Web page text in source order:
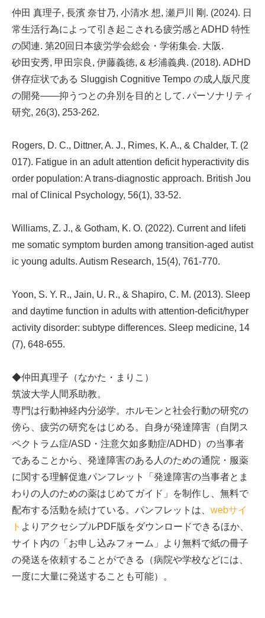
仲田 真理子, 長濱 奈甘乃, 小清水 想, 瀬戸川 剛. (2024). 日
常生活行為によって引き起こされる疲労感とADHD 特性
の関連. 第20回日本疲労学会総会・学術集会. 大阪.
砂田安秀, 甲田宗良, 伊藤義徳, & 杉浦義典. (2018). ADHD
併存症状である Sluggish Cognitive Tempo の成人版尺度
の開発――抑うつとの弁別を目的として. パーソナリティ
研究, 26(3), 253-262.
Rogers, D. C., Dittner, A. J., Rimes, K. A., & Chalder, T. (2
017). Fatigue in an adult attention deficit hyperactivity dis
order population: A trans‐diagnostic approach. British Jou
rnal of Clinical Psychology, 56(1), 33-52.
Williams, Z. J., & Gotham, K. O. (2022). Current and lifeti
me somatic symptom burden among transition‐aged autist
ic young adults. Autism Research, 15(4), 761-770.
Yoon, S. Y. R., Jain, U. R., & Shapiro, C. M. (2013). Sleep
and daytime function in adults with attention-deficit/hyper
activity disorder: subtype differences. Sleep medicine, 14
(7), 648-655.
◆仲田真理子（なかた・まりこ）
筑波大学人間系助教。
専門は行動神経内分泌学。ホルモンと社会行動の研究の
傍ら、疲労の研究をはじめる。自身が発達障害（自閉ス
ペクトラム症/ASD・注意欠如多動症/ADHD）の当事者
であることから、発達障害のある人のための通院・服薬
に関する理解促進パンフレット「発達障害の当事者とま
わりの人のための薬はじめてガイド」を制作し、無料で
配布する活動を続けている。パンフレットは、 webサイ
ト よりアクセシブルPDF版をダウンロードできるほか、
サイト内の「お申し込みフォーム」より無料で紙の冊子
の発送を依頼することができる（病院や学校などには、
一度に大量に発送することも可能）。